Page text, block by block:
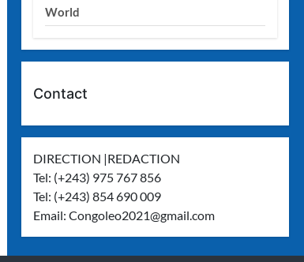
World
Contact
DIRECTION |REDACTION
Tel: (+243) 975 767 856
Tel: (+243) 854 690 009
Email:Congoleo2021@gmail.com